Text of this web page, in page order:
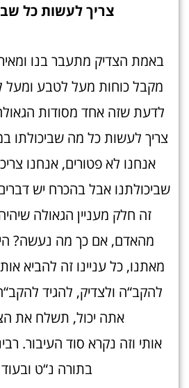
צריך לעשות כל
באמת הצדיק מתעבר בנו
מקבל כוחות מעל לטבע ומעל
לדעת שזה אחד מסודות
צריך לעשות כל מה שביכולתו
אנחנו לא פטורים, אנחנו
שביכולתנו אבל בהכרח יש
זה חלק מעניין הגאולה
מהאדם, אם כך מה נעשה?
מאתנו, כל עניינו זה להביא
להקב“ה ולצדיק, להגיד
אתה יכול, תשלח את
אותי וזה נקרא סוד העיבור.
בתורה נ“ט